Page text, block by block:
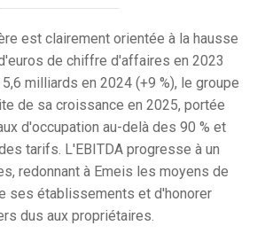
est clairement orientée à la hausse
de chiffre d'affaires en 2023
milliards en 2024 (+9 %), le groupe
de sa croissance en 2025, portée
d'occupation au-delà des 90 % et
tarifs. L'EBITDA progresse à un
redonnant à Emeis les moyens de
ses établissements et d'honorer
dus aux propriétaires.